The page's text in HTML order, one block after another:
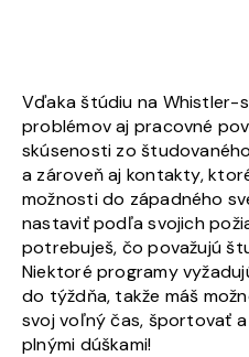
Vďaka štúdiu na Whistler-
problémov aj pracovné
skúsenosti zo
a zároveň aj kontakty,
možnosti do západného
nastaviť podľa svojich
potrebuješ, čo považujú
Niektoré programy
do týždňa, takže máš
svoj voľný čas, športovať
plnými dúškami!